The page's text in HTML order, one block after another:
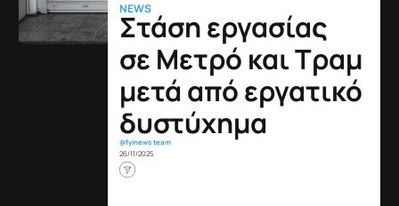
NEWS
Στάση εργασίας
σε Μετρό και Τραμ
μετά από εργατικό
δυστύχημα
@fyinews team
26/11/2025